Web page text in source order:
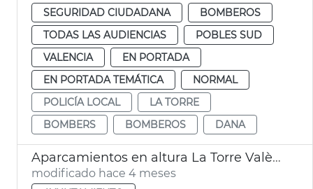
SEGURIDAD CIUDADANA
BOMBEROS
TODAS LAS AUDIENCIAS
POBLES SUD
VALENCIA
EN PORTADA
EN PORTADA TEMÁTICA
NORMAL
POLICÍA LOCAL
LA TORRE
BOMBERS
BOMBEROS DANA
Aparcamientos en altura La Torre València
modificado hace 4 meses